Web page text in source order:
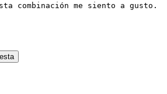
combinación me siento a gusto.